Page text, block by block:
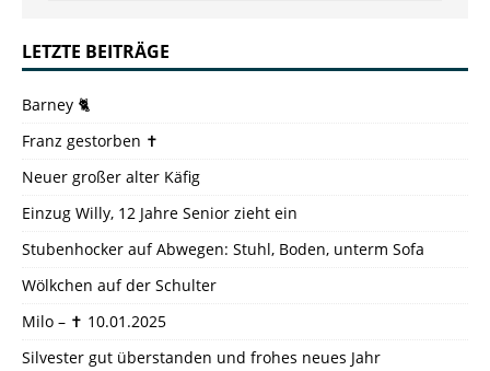
LETZTE BEITRÄGE
Barney 🐈
Franz gestorben ✝️
Neuer großer alter Käfig
Einzug Willy, 12 Jahre Senior zieht ein
Stubenhocker auf Abwegen: Stuhl, Boden, unterm Sofa
Wölkchen auf der Schulter
Milo – ✝️ 10.01.2025
Silvester gut überstanden und frohes neues Jahr